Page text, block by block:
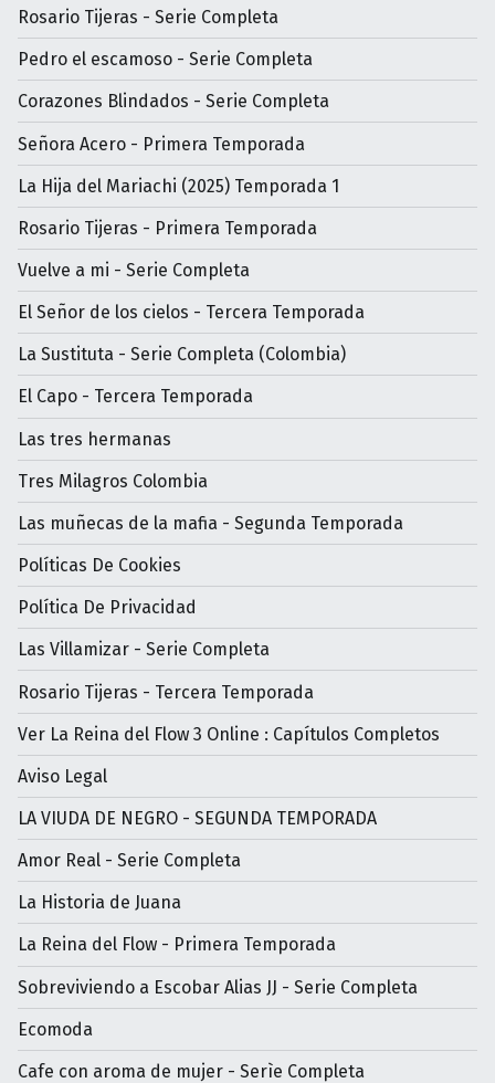
Rosario Tijeras - Serie Completa
Pedro el escamoso - Serie Completa
Corazones Blindados - Serie Completa
Señora Acero - Primera Temporada
La Hija del Mariachi (2025) Temporada 1
Rosario Tijeras - Primera Temporada
Vuelve a mi - Serie Completa
El Señor de los cielos - Tercera Temporada
La Sustituta - Serie Completa (Colombia)
El Capo - Tercera Temporada
Las tres hermanas
Tres Milagros Colombia
Las muñecas de la mafia - Segunda Temporada
Políticas De Cookies
Política De Privacidad
Las Villamizar - Serie Completa
Rosario Tijeras - Tercera Temporada
Ver La Reina del Flow 3 Online : Capítulos Completos
Aviso Legal
LA VIUDA DE NEGRO - SEGUNDA TEMPORADA
Amor Real - Serie Completa
La Historia de Juana
La Reina del Flow - Primera Temporada
Sobreviviendo a Escobar Alias JJ - Serie Completa
Ecomoda
Cafe con aroma de mujer - Serìe Completa